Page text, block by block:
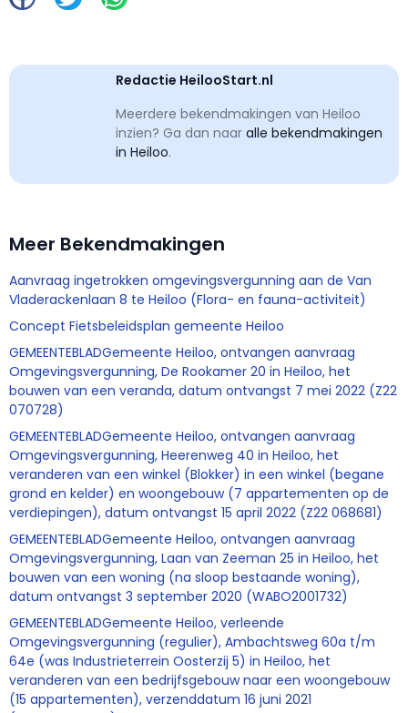
Redactie HeilooStart.nl
Meerdere bekendmakingen van Heiloo
inzien? Ga dan naar alle bekendmakingen
in Heiloo.
Meer Bekendmakingen
Aanvraag ingetrokken omgevingsvergunning aan de Van
Vladerackenlaan 8 te Heiloo (Flora- en fauna-activiteit)
Concept Fietsbeleidsplan gemeente Heiloo
GEMEENTEBLADGemeente Heiloo, ontvangen aanvraag
Omgevingsvergunning, De Rookamer 20 in Heiloo, het
bouwen van een veranda, datum ontvangst 7 mei 2022 (Z22
070728)
GEMEENTEBLADGemeente Heiloo, ontvangen aanvraag
Omgevingsvergunning, Heerenweg 40 in Heiloo, het
veranderen van een winkel (Blokker) in een winkel (begane
grond en kelder) en woongebouw (7 appartementen op de
verdiepingen), datum ontvangst 15 april 2022 (Z22 068681)
GEMEENTEBLADGemeente Heiloo, ontvangen aanvraag
Omgevingsvergunning, Laan van Zeeman 25 in Heiloo, het
bouwen van een woning (na sloop bestaande woning),
datum ontvangst 3 september 2020 (WABO2001732)
GEMEENTEBLADGemeente Heiloo, verleende
Omgevingsvergunning (regulier), Ambachtsweg 60a t/m
64e (was Industrieterrein Oosterzij 5) in Heiloo, het
veranderen van een bedrijfsgebouw naar een woongebouw
(15 appartementen), verzenddatum 16 juni 2021